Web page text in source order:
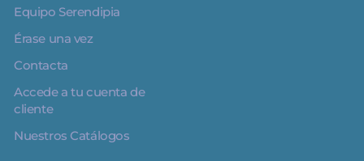
Equipo Serendipia
Érase una vez
Contacta
Accede a tu cuenta de
cliente
Nuestros Catálogos